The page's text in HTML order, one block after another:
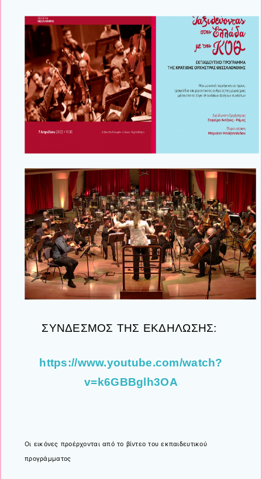
ΣΥΝΔΕΣΜΟΣ ΤΗΣ ΕΚΔΗΛΩΣΗΣ:
https://www.youtube.com/watch?
v=k6GBBglh3OA
Οι εικόνες προέρχονται από το βίντεο του εκπαιδευτικού
προγράμματος